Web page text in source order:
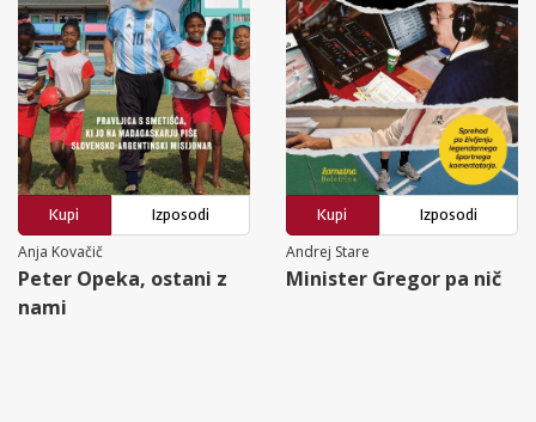
Kupi
Izposodi
Anja Kovačič
Peter Opeka, ostani z
nami
Kupi
Izposodi
Andrej Stare
Minister Gregor pa nič